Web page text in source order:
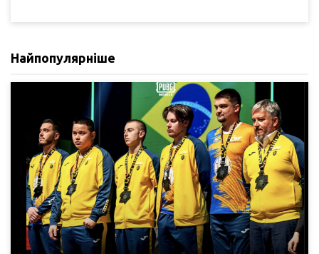
Найпопулярніше